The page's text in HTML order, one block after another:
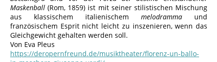
Maskenball (Rom, 1859) ist mit seiner stilistischen Mischung
aus klassischem italienischem melodramma und
französischem Esprit nicht leicht zu inszenieren, wenn das
Gleichgewicht gehalten werden soll.
Von Eva Pleus
https://deropernfreund.de/musiktheater/florenz-un-ballo-